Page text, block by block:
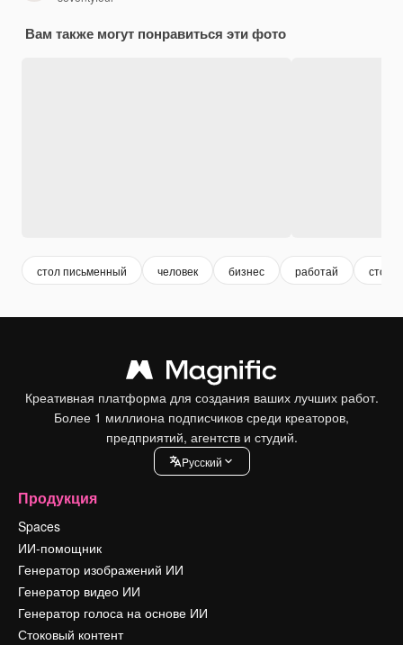
Вам также могут понравиться эти фото
стол письменный человек бизнес работай стол
Креативная платформа для создания ваших лучших работ.
Более 1 миллиона подписчиков среди креаторов,
предприятий, агентств и студий.
Pусский
Продукция
Spaces
ИИ-помощник
Генератор изображений ИИ
Генератор видео ИИ
Генератор голоса на основе ИИ
Стоковый контент